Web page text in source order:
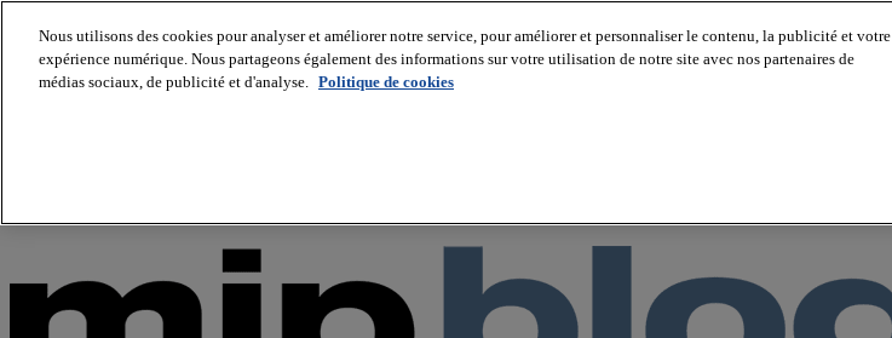
About us
Nous utilisons des cookies pour analyser et améliorer notre service, pour améliorer et personnaliser le contenu, la publicité et votre
expérience numérique. Nous partageons également des informations sur votre utilisation de notre site avec nos partenaires de
médias sociaux, de publicité et d'analyse. Politique de cookies